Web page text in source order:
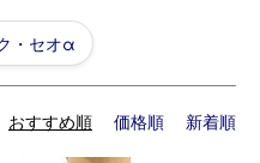
・セオα
おすすめ順 価格順 新着順